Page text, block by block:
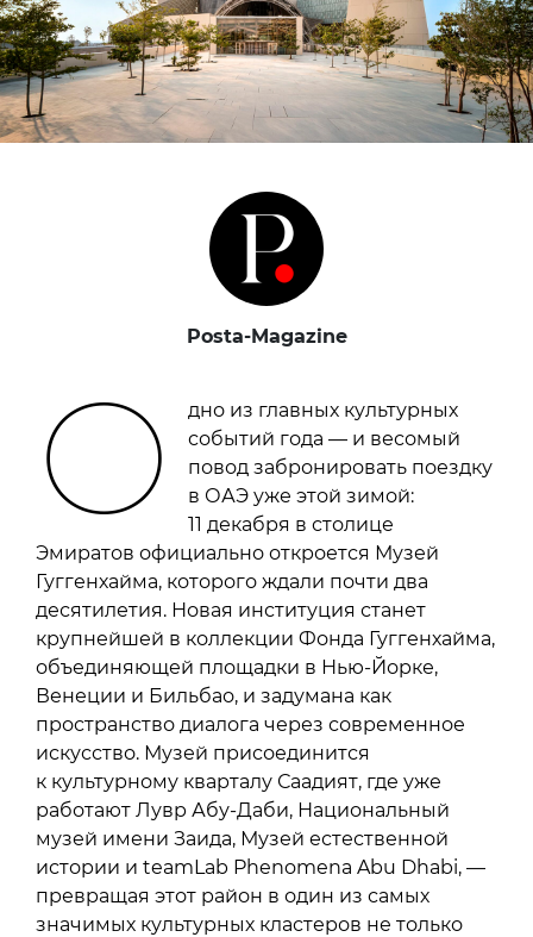
Posta-Magazine
О
дно из главных культурных
событий года — и весомый
повод забронировать поездку
в ОАЭ уже этой зимой:
11 декабря в столице
Эмиратов официально откроется Музей
Гуггенхайма, которого ждали почти два
десятилетия. Новая институция станет
крупнейшей в коллекции Фонда Гуггенхайма,
объединяющей площадки в Нью-Йорке,
Венеции и Бильбао, и задумана как
пространство диалога через современное
искусство. Музей присоединится
к культурному кварталу Саадият, где уже
работают Лувр Абу-Даби, Национальный
музей имени Заида, Музей естественной
истории и teamLab Phenomena Abu Dhabi, —
превращая этот район в один из самых
значимых культурных кластеров не только